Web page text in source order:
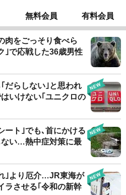
無料会員 有料会員
肉をごっそり食べら
｣で応戦した36歳男性
だらしない｣と思われ
いけない｢ユニクロの
ート｣でも､首にかける
ない…熱中症対策に最
｣より厄介…JR東海が
ラさせる｢令和の新幹